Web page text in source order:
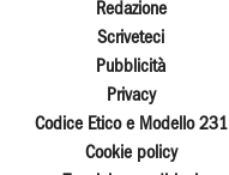
Redazione
Scriveteci
Pubblicità
Privacy
Codice Etico e Modello 231
Cookie policy